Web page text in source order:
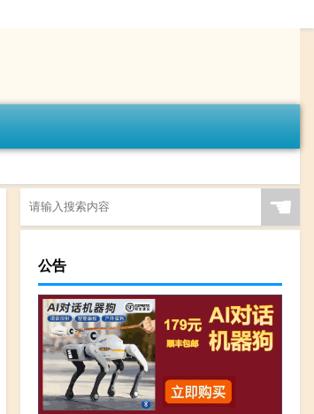
☚
公告